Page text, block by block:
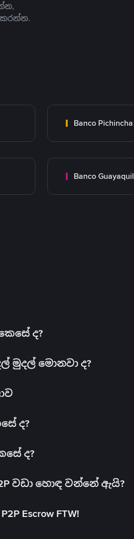
Banco Pichincha
Banco Guayaquil
ද?
මුදල් මොනවා ද?
ද?
ද?
වඩා හොඳ වන්නේ ඇයි?
Escrow FTW!